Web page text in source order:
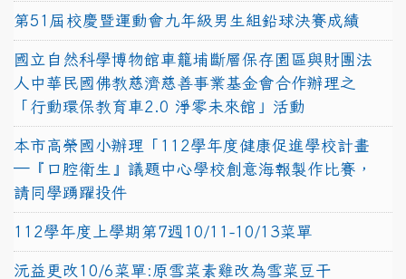
第51屆校慶暨運動會九年級男生組鉛球決賽成績
國立自然科學博物館車籠埔斷層保存園區與財團法
人中華民國佛教慈濟慈善事業基金會合作辦理之
「行動環保教育車2.0 淨零未來館」活動
本市高榮國小辦理「112學年度健康促進學校計畫
─『口腔衛生』議題中心學校創意海報製作比賽，
請同學踴躍投件
112學年度上學期第7週10/11-10/13菜單
沅益更改10/6菜單:原雪菜素雞改為雪菜豆干